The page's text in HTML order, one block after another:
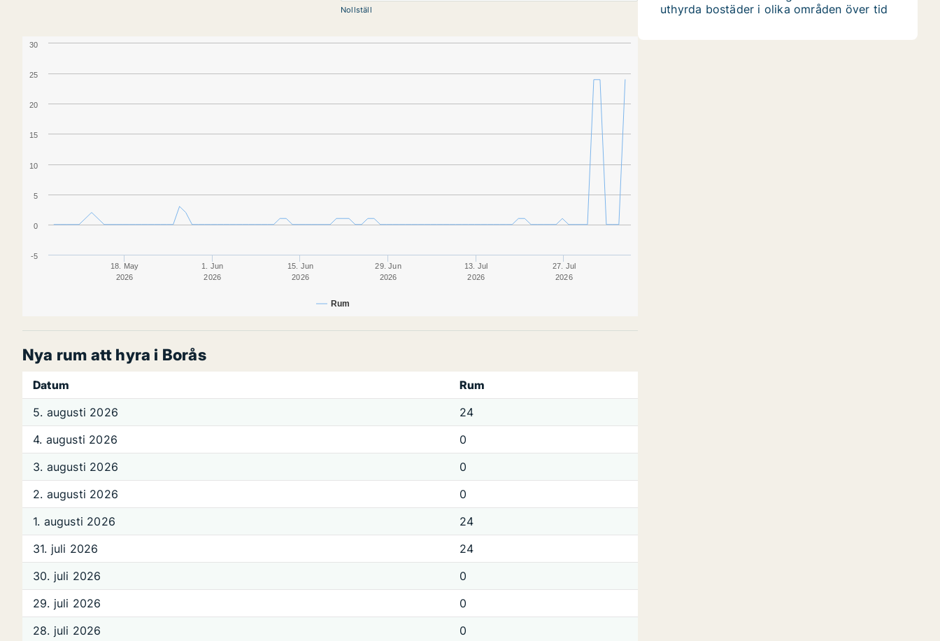
Nollställ
Rum
18. May
2026
1. Jun
2026
15. Jun
2026
29. Jun
2026
13. Jul
2026
27. Jul
2026
-5
0
5
10
15
20
25
30
Nya rum att hyra i Borås
Datum
Rum
5. augusti 2026
24
4. augusti 2026
0
3. augusti 2026
0
2. augusti 2026
0
1. augusti 2026
24
31. juli 2026
24
30. juli 2026
0
29. juli 2026
0
28. juli 2026
0
uthyrda bostäder i olika områden över tid